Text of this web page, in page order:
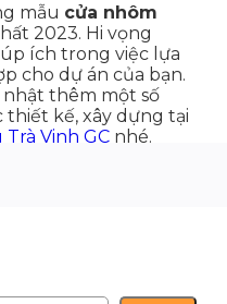
mẫu cửa nhôm
2023. Hi vọng
ích trong việc lựa
cho dự án của bạn.
thêm một số
kế, xây dựng tại
Vinh GC nhé.